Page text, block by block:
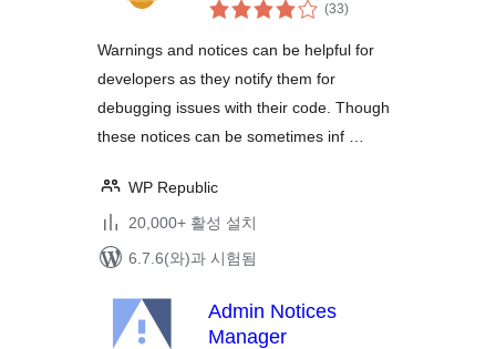
(33전
체
점
)
Warnings and notices can be helpful for
developers as they notify them for
debugging issues with their code. Though
these notices can be sometimes inf …
WP Republic
20,000+ 활성 설치
6.7.6(와)과 시험됨
Admin Notices
Manager